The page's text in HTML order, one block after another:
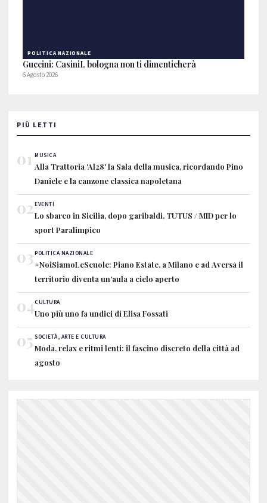
POLITICA NAZIONALE
Guccini: CasiniI, bologna non ti dimenticherà
6 Agosto 2026
PIÙ LETTI
01 MUSICA
Alla Trattoria 'Al28' la Sala della musica, ricordando Pino
Daniele e la canzone classica napoletana
02EVENTI
Lo sbarco in Sicilia, dopo garibaldi, TUTUS / MID per lo
sport Paralimpico
03POLITICA NAZIONALE
#NoiSiamoLeScuole: Piano Estate, a Milano e ad Aversa il
territorio diventa un'aula a cielo aperto
04CULTURA
Uno più uno fa undici di Elisa Fossati
05 SOCIETÀ, ARTE E CULTURA
Moda, relax e ritmi lenti: il fascino discreto della città ad
agosto